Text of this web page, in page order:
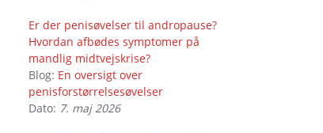
Er der penisøvelser til andropause?
Hvordan afbødes symptomer på
mandlig midtvejskrise?
Blog: En oversigt over
penisforstørrelsesøvelser
Dato: 7. maj 2026